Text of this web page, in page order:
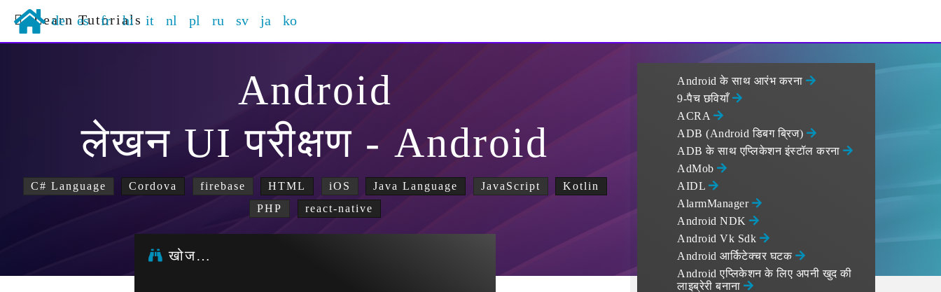
Learn Tutorials
de es fr hi it nl pl ru sv ja ko
Android
लेखन UI परीक्षण - Android
C# Language Cordova firebase HTML iOS Java Language JavaScript
Kotlin
PHP
react-native
खोज…
Android के साथ आरंभ करना
9-पैच छवियाँ
ACRA
ADB (Android डिबग ब्रिज)
ADB के साथ एप्लिकेशन इंस्टॉल करना
AdMob
AIDL
AlarmManager
Android NDK
Android Vk Sdk
Android आर्किटेक्चर घटक
Android एप्लिकेशन के लिए अपनी खुद की
लाइब्रेरी बनाना